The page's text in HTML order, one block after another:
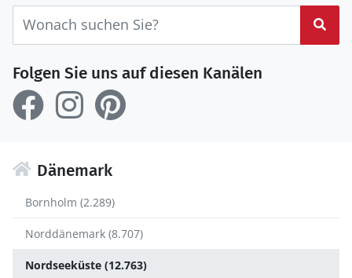
Folgen Sie uns auf diesen Kanälen
Dänemark
Bornholm (2.289)
Norddänemark (8.707)
Nordseeküste (12.763)